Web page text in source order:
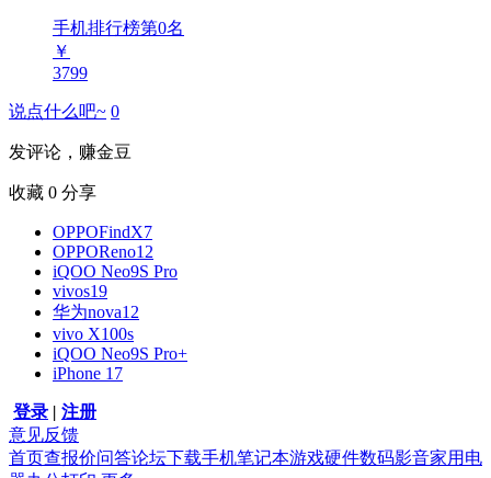
手机排行榜第0名
￥
3799
说点什么吧~ 0
发评论，赚金豆
收藏 0 分享
OPPOFindX7
OPPOReno12
iQOO Neo9S Pro
vivos19
华为nova12
vivo X100s
iQOO Neo9S Pro+
iPhone 17
登录 | 注册
意见反馈
首页查报价问答论坛下载手机笔记本游戏硬件数码影音家用电